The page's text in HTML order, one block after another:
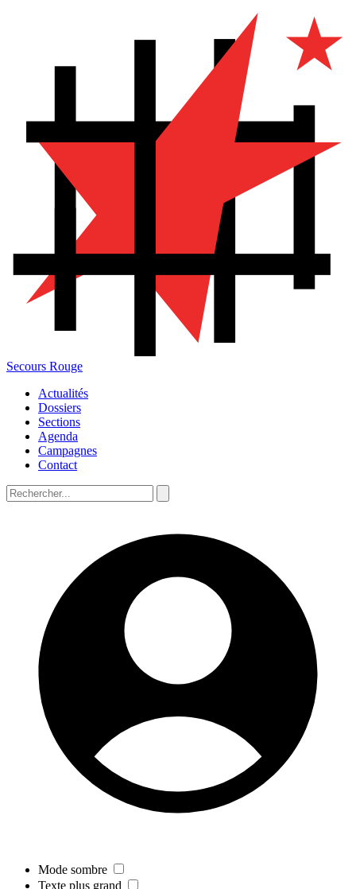
Secours Rouge
Actualités
Dossiers
Sections
Agenda
Campagnes
Contact
Mode sombre
Texte plus grand